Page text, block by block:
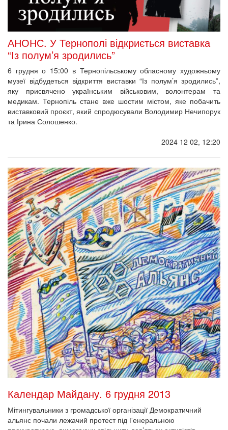
АНОНС. У Тернополі відкриється виставка
“Із полум’я зродились”
6 грудня о 15:00 в Тернопільському обласному художньому
музеї відбудеться відкриття виставки “Із полум’я зродились”,
яку присвячено українським військовим, волонтерам та
медикам. Тернопіль стане вже шостим містом, яке побачить
виставковий проєкт, який спродюсували Володимир Нечипорук
та Ірина Солошенко.
2024 12 02, 12:20
Календар Майдану. 6 грудня 2013
Мітингувальники з громадської організації Демократичний
альянс почали лежачий протест під Генеральною